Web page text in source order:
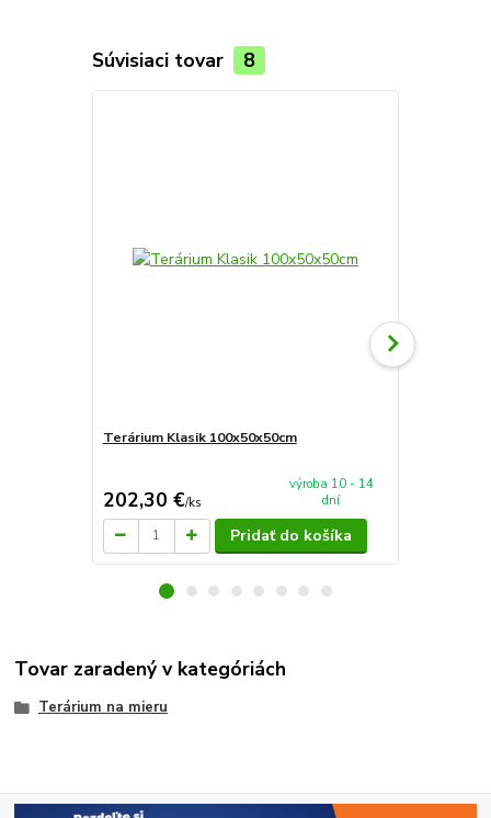
Súvisiaci tovar 8
Terárium Klasik 100x50x50cm
202,30 €/ks
výroba 10 - 14
dní
Pridať do košíka
Tovar zaradený v kategóriách
Terárium na mieru